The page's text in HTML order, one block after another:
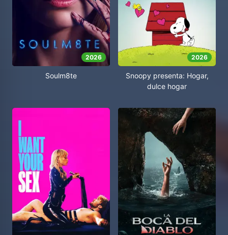
2026
Soulm8te
2026
Snoopy presenta: Hogar,
dulce hogar